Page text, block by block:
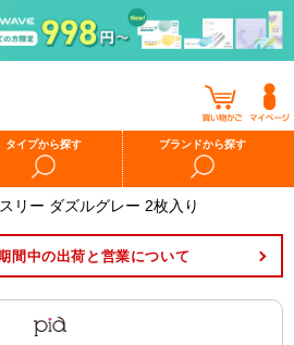
タイプから探す ブランドから探す
リー ダズルグレー 2枚入り
間中の出荷と営業について